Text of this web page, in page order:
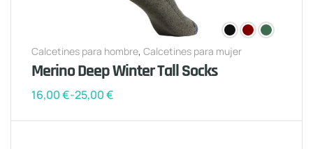
Calcetines para hombre, Calcetines para mujer
Merino Deep Winter Tall Socks
16,00€-25,00€